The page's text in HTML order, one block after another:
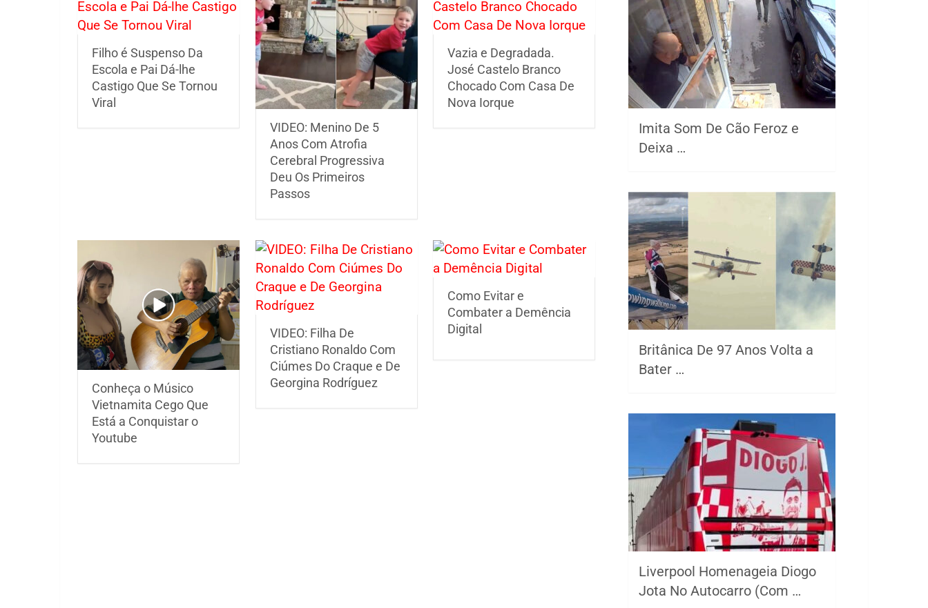
Filho é Suspenso Da
Escola e Pai Dá-lhe
Castigo Que Se Tornou
Viral
VIDEO: Menino De 5
Anos Com Atrofia
Cerebral Progressiva
Deu Os Primeiros
Passos
Vazia e Degradada.
José Castelo Branco
Chocado Com Casa De
Nova Iorque
Conheça o Músico
Vietnamita Cego Que
Está a Conquistar o
Youtube
VIDEO: Filha De
Cristiano Ronaldo Com
Ciúmes Do Craque e De
Georgina Rodríguez
Como Evitar e
Combater a Demência
Digital
Imita Som De Cão Feroz e
Deixa …
Britânica De 97 Anos Volta a
Bater …
Liverpool Homenageia Diogo
Jota No Autocarro (Com …